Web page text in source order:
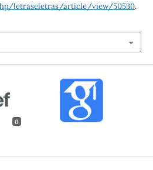
letraseletras/article/view/50530.
0